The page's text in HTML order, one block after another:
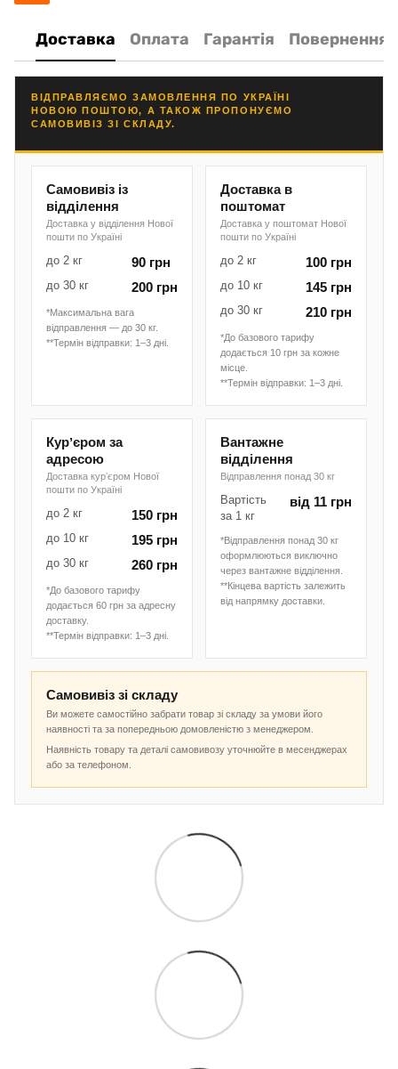
Доставка Оплата Гарантія Повернення
ВІДПРАВЛЯЄМО ЗАМОВЛЕННЯ ПО УКРАЇНІ
НОВОЮ ПОШТОЮ, А ТАКОЖ ПРОПОНУЄМО
САМОВИВІЗ ЗІ СКЛАДУ.
Самовивіз із
відділення
Доставка у відділення Нової
пошти по Україні
до 2 кг 90 грн
до 30 кг 200 грн
*Максимальна вага
відправлення — до 30 кг.
**Термін відправки: 1–3 дні.
Доставка в
поштомат
Доставка у поштомат Нової
пошти по Україні
до 2 кг 100 грн
до 10 кг 145 грн
до 30 кг 210 грн
*До базового тарифу
додається 10 грн за кожне
місце.
**Термін відправки: 1–3 дні.
Курʼєром за
адресою
Доставка курʼєром Нової
пошти по Україні
до 2 кг 150 грн
до 10 кг 195 грн
до 30 кг 260 грн
*До базового тарифу
додається 60 грн за адресну
доставку.
**Термін відправки: 1–3 дні.
Вантажне
відділення
Відправлення понад 30 кг
Вартість
за 1 кг
від 11 грн
*Відправлення понад 30 кг
оформлюються виключно
через вантажне відділення.
**Кінцева вартість залежить
від напрямку доставки.
Самовивіз зі складу
Ви можете самостійно забрати товар зі складу за умови його
наявності та за попередньою домовленістю з менеджером.
Наявність товару та деталі самовивозу уточнюйте в месенджерах
або за телефоном.